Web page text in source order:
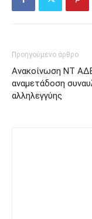
Προηγούμενο άρθρο
Aνακοίνωση ΝΤ
αναμετάδοση
αλληλεγγύης